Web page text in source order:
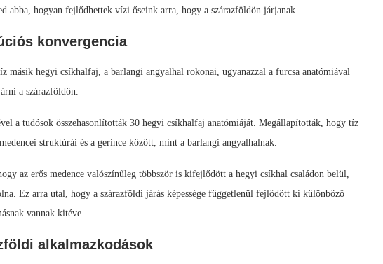
abba, hogyan fejlődhettek vízi őseink arra, hogy a szárazföldön járjanak.
konvergencia
másik hegyi csíkhalfaj, a barlangi angyalhal rokonai, ugyanazzal a furcsa anatómiával
a szárazföldön.
a tudósok összehasonlították 30 hegyi csíkhalfaj anatómiáját. Megállapították, hogy tíz
struktúrái és a gerince között, mint a barlangi angyalhalnak.
az erős medence valószínűleg többször is kifejlődött a hegyi csíkhal családon belül,
Ez arra utal, hogy a szárazföldi járás képessége függetlenül fejlődött ki különböző
vannak kitéve.
alkalmazkodások